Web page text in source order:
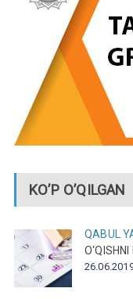
KO’P O’QILGAN
QABUL